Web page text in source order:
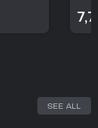
SEE ALL